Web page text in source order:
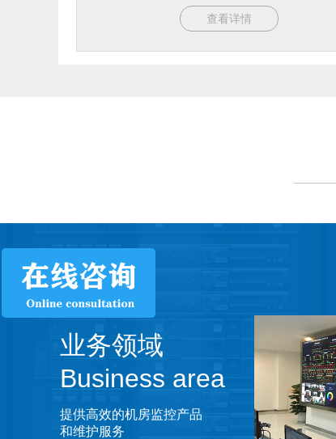
查看详情
业务领域
Business area
提供高效的机房监控产品
和维护服务